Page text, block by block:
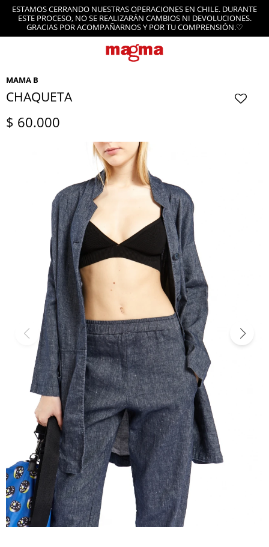
ESTAMOS CERRANDO NUESTRAS OPERACIONES EN CHILE. DURANTE
ESTE PROCESO, NO SE REALIZARÁN CAMBIOS NI DEVOLUCIONES.
GRACIAS POR ACOMPAÑARNOS Y POR TU COMPRENSIÓN.♡
MAMA B
CHAQUETA
$ 60.000